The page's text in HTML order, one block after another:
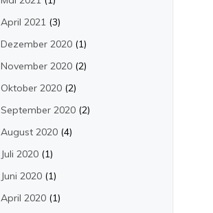
April 2021(3)
Dezember 2020(1)
November 2020(2)
Oktober 2020(2)
September 2020(2)
August 2020(4)
Juli 2020(1)
Juni 2020(1)
April 2020(1)